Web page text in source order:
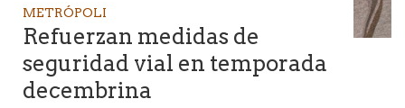
METRÓPOLI
Refuerzan medidas de
seguridad vial en temporada
decembrina